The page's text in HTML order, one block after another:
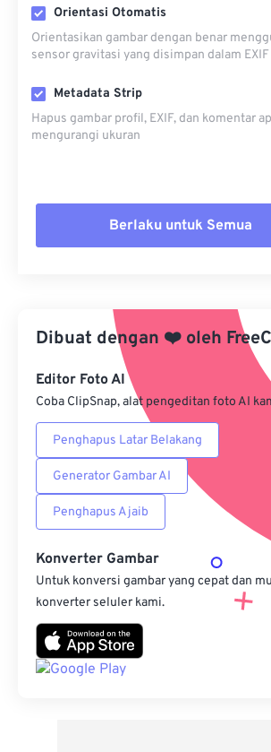
Orientasi Otomatis
Orientasikan gambar dengan benar
sensor gravitasi yang disimpan dalam EXIF
Metadata Strip
Hapus gambar profil, EXIF, dan komentar
mengurangi ukuran
Berlaku untuk Semua
Terapkan dari Preset
Simpan sebagai Preset
Dibuat dengan ❤️ oleh
Editor Foto AI
Coba ClipSnap, alat pengeditan foto AI
Penghapus Latar Belakang
Generator Gambar AI
Penghapus Ajaib
Konverter Gambar
Untuk konversi gambar yang cepat dan
konverter seluler kami.